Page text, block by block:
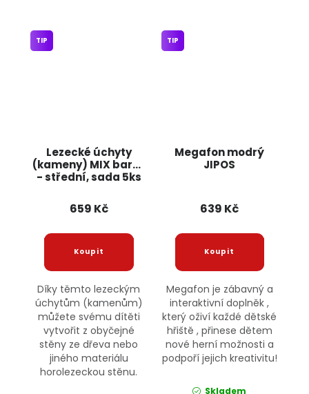
Lezecké úchyty
(kameny) MIX barev
- střední, sada 5ks
TIP
659 Kč
Díky těmto lezeckým
úchytům (kamenům)
můžete svému dítěti
vytvořit z obyčejné
stěny ze dřeva nebo
jiného materiálu
horolezeckou stěnu.
Megafon modrý
JIPOS
TIP
639 Kč
Megafon je zábavný a
interaktivní doplněk ,
který oživí každé dětské
hřiště , přinese dětem
nové herní možnosti a
podpoří jejich kreativitu!
Skladem